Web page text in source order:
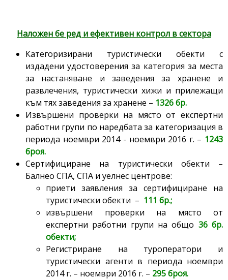
Наложен бе ред и ефективен контрол в сектора
Категоризирани туристически обекти с
издадени удостоверения за категория за места
за настаняване и заведения за хранене и
развлечения, туристически хижи и прилежащи
към тях заведения за хранене – 1326 бр.
Извършени проверки на място от експертни
работни групи по наредбата за категоризация в
периода ноември 2014 - ноември 2016 г. – 1243
броя.
Сертифициране на туристически обекти –
Балнео СПА, СПА и уелнес центрове:
приети заявления за сертифициране на
туристически обекти – 111 бр.;
извършени проверки на място от
експертни работни групи на общо 36 бр.
обекти;
Регистриране на туроператори и
туристически агенти в периода ноември
2014 г. – ноември 2016 г. – 295 броя.